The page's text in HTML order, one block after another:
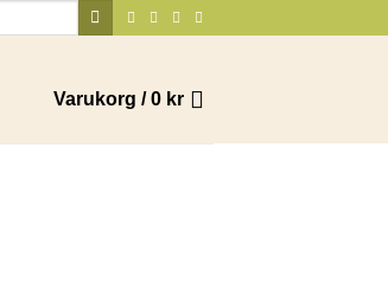
Varukorg /0 kr